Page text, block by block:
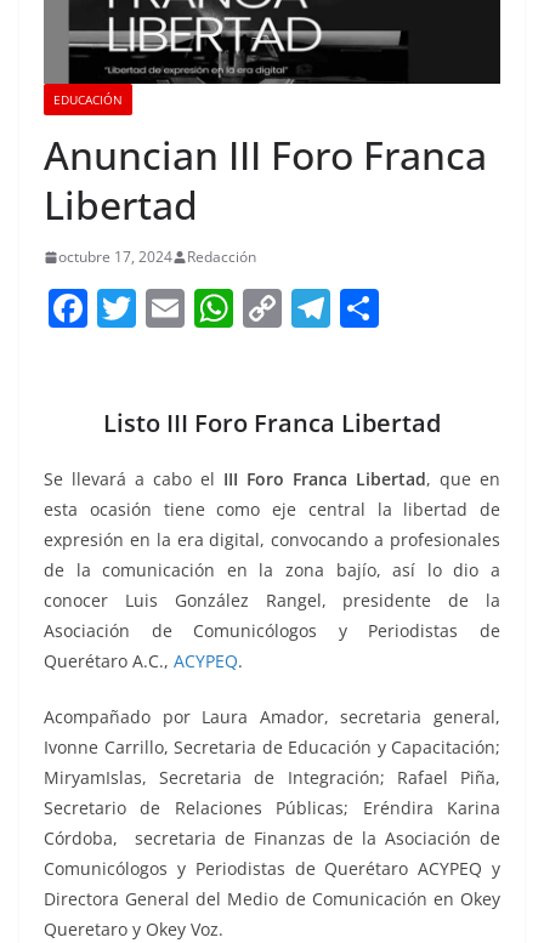
EDUCACIÓN
Anuncian III Foro Franca
Libertad
octubre 17, 2024 Redacción
F
e
b
o
o
k
T
er
E
l
W
s
A
p
p
C
y
Li
n
k
T
gr
a
m
e
Listo III Foro Franca Libertad
Se llevará a cabo el III Foro Franca Libertad, que en
esta ocasión tiene como eje central la libertad de
expresión en la era digital, convocando a profesionales
de la comunicación en la zona bajío, así lo dio a
conocer Luis González Rangel, presidente de la
Asociación de Comunicólogos y Periodistas de
Querétaro A.C., ACYPEQ.
Acompañado por Laura Amador, secretaria general,
Ivonne Carrillo, Secretaria de Educación y Capacitación;
MiryamIslas, Secretaria de Integración; Rafael Piña,
Secretario de Relaciones Públicas; Eréndira Karina
Córdoba, secretaria de Finanzas de la Asociación de
Comunicólogos y Periodistas de Querétaro ACYPEQ y
Directora General del Medio de Comunicación en Okey
Queretaro y Okey Voz.